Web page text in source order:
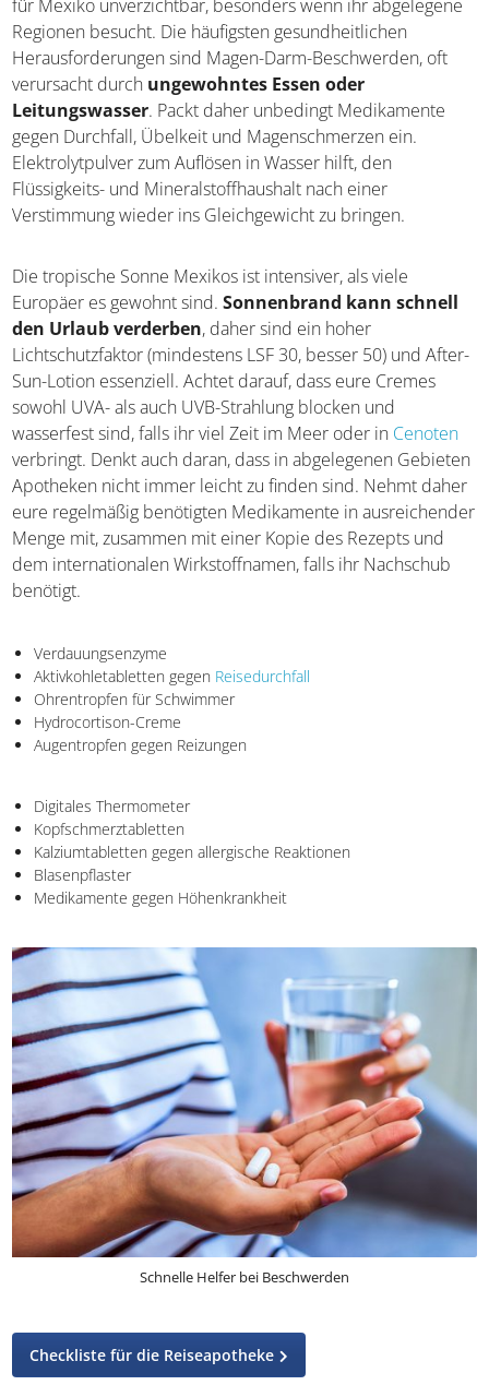
für Mexiko unverzichtbar, besonders wenn ihr abgelegene
Regionen besucht. Die häufigsten gesundheitlichen
Herausforderungen sind Magen-Darm-Beschwerden, oft
verursacht durch ungewohntes Essen oder
Leitungswasser. Packt daher unbedingt Medikamente
gegen Durchfall, Übelkeit und Magenschmerzen ein.
Elektrolytpulver zum Auflösen in Wasser hilft, den
Flüssigkeits- und Mineralstoffhaushalt nach einer
Verstimmung wieder ins Gleichgewicht zu bringen.
Die tropische Sonne Mexikos ist intensiver, als viele
Europäer es gewohnt sind.Sonnenbrand kann schnell
den Urlaub verderben, daher sind ein hoher
Lichtschutzfaktor (mindestens LSF 30, besser 50) und After-
Sun-Lotion essenziell. Achtet darauf, dass eure Cremes
sowohl UVA- als auch UVB-Strahlung blocken und
wasserfest sind, falls ihr viel Zeit im Meer oder in Cenoten
verbringt. Denkt auch daran, dass in abgelegenen Gebieten
Apotheken nicht immer leicht zu finden sind. Nehmt daher
eure regelmäßig benötigten Medikamente in ausreichender
Menge mit, zusammen mit einer Kopie des Rezepts und
dem internationalen Wirkstoffnamen, falls ihr Nachschub
benötigt.
Verdauungsenzyme
Aktivkohletabletten gegen Reisedurchfall
Ohrentropfen für Schwimmer
Hydrocortison-Creme
Augentropfen gegen Reizungen
Digitales Thermometer
Kopfschmerztabletten
Kalziumtabletten gegen allergische Reaktionen
Blasenpflaster
Medikamente gegen Höhenkrankheit
Schnelle Helfer bei Beschwerden
Checkliste für die Reiseapotheke